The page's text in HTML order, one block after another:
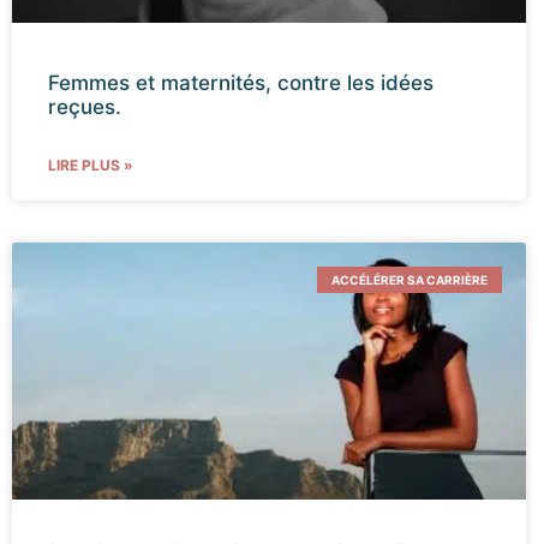
Femmes et maternités, contre les idées
reçues.
LIRE PLUS »
ACCÉLÉRER SA CARRIÈRE